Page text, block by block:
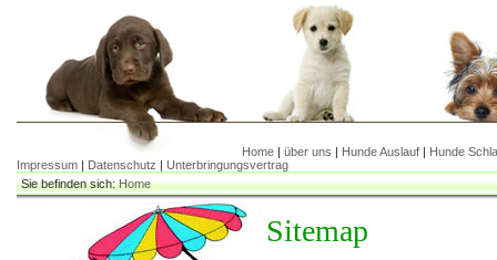
Home | über uns | Hunde Auslauf | Hunde
Impressum | Datenschutz | Unterbringungsvertrag
Sie befinden sich:Home
Sitemap